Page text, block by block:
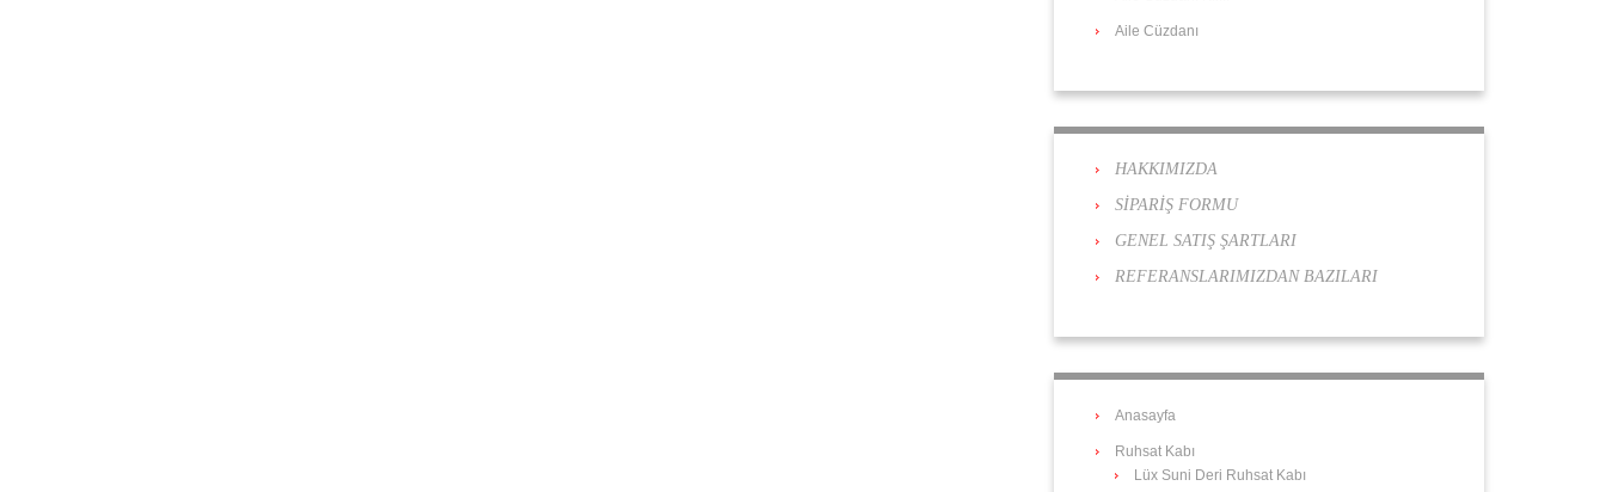
Aile Cüzdanı
HAKKIMIZDA
SİPARİŞ FORMU
GENEL SATIŞ ŞARTLARI
REFERANSLARIMIZDAN BAZILARI
Anasayfa
Ruhsat Kabı
Lüx Suni Deri Ruhsat Kabı